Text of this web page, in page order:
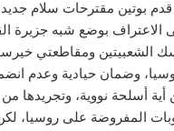
بوتين مقترحات سلام
الاعتراف بوضع شبه جزيرة
الشعبيتين ومقاطعتي
وضمان حيادية وعدم
أسلحة نووية، وتجريدها من
المفروضة على روسيا،